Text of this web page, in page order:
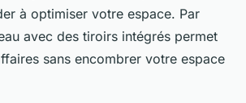
à optimiser votre espace. Par
avec des tiroirs intégrés permet
sans encombrer votre espace